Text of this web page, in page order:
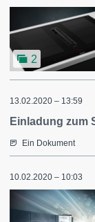
2
13.02.2020 – 13:59
Einladung zum
Ein Dokument
10.02.2020 – 10:03